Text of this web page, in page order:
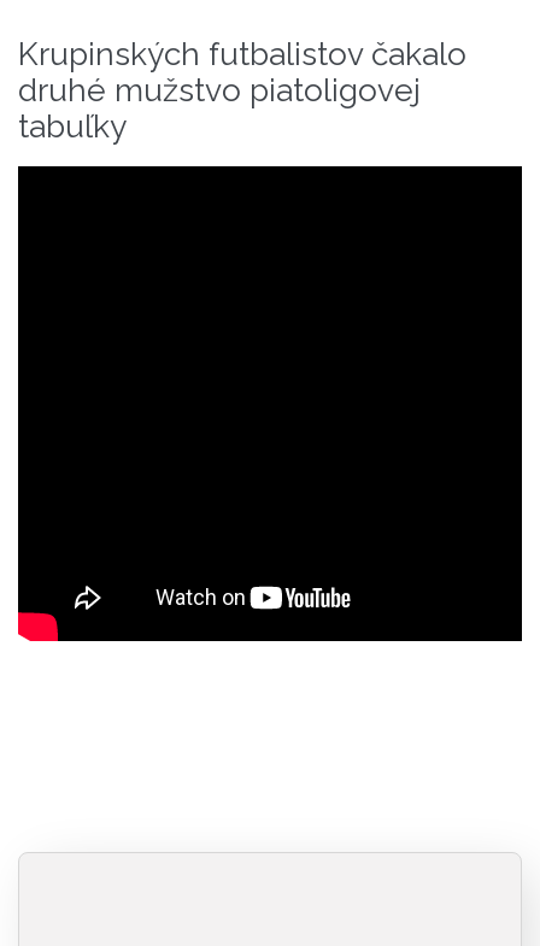
Krupinských futbalistov čakalo
druhé mužstvo piatoligovej
tabuľky